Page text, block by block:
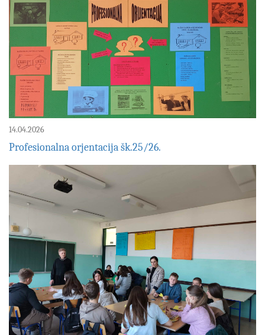
14.04.2026
Profesionalna orjentacija šk.25/26.